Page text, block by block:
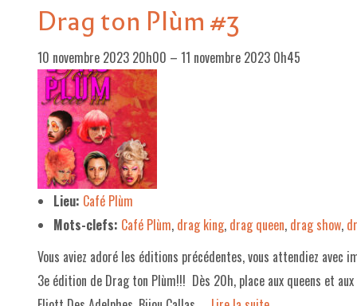
Drag ton Plùm #3
10 novembre 2023 20h00 – 11 novembre 2023 0h45
Lieu: Café Plùm
Mots-clefs: Café Plùm, drag king, drag queen, drag show,
Vous aviez adoré les éditions précédentes, vous attendiez avec
3e édition de Drag ton Plùm!!! Dès 20h, place aux queens et